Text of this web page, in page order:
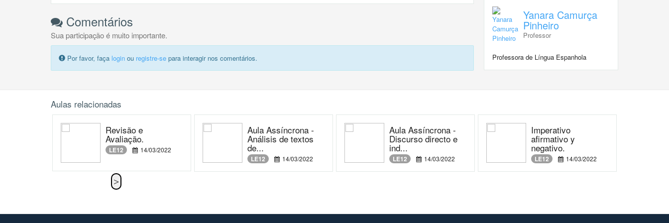
Comentários
Sua participação é muito importante.
Por favor, faça login ou registre-se para interagir nos comentários.
Yanara Camurça
Pinheiro
Professor
Professora de Língua Espanhola
Aulas relacionadas
Revisão e
Avaliação.
LE12 14/03/2022
Aula Assíncrona -
Análisis de textos
de...
LE12 14/03/2022
Aula Assíncrona -
Discurso directo e
ind...
LE12 14/03/2022
Imperativo
afirmativo y
negativo.
LE12 14/03/2022